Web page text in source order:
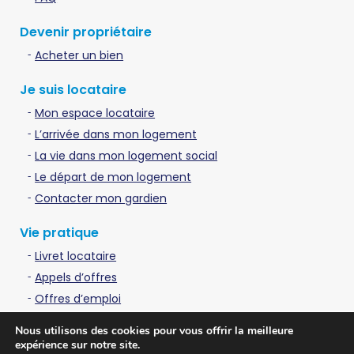
Devenir propriétaire
Acheter un bien
Je suis locataire
Mon espace locataire
L’arrivée dans mon logement
La vie dans mon logement social
Le départ de mon logement
Contacter mon gardien
Vie pratique
Livret locataire
Appels d’offres
Offres d’emploi
Nous utilisons des cookies pour vous offrir la meilleure
expérience sur notre site.